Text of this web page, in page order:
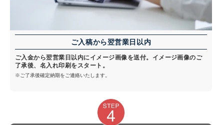
ご入稿から翌営業日以内
ご入金から翌営業日以内にイメージ画像を送付。イメージ画像のご
了承後、名入れ印刷をスタート。
※ご了承後確定納期をご連絡いたします。